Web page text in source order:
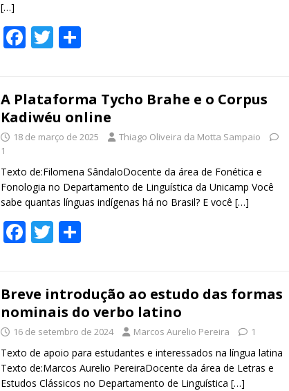
[…]
F
b
o
o
k
T
er e
A Plataforma Tycho Brahe e o Corpus
Kadiwéu online
18 de março de 2025
Thiago Oliveira da Motta Sampaio
1
Texto de:Filomena SândaloDocente da área de Fonética e
Fonologia no Departamento de Linguística da Unicamp Você
sabe quantas línguas indígenas há no Brasil? E você […]
F
b
o
o
k
T
er e
Breve introdução ao estudo das formas
nominais do verbo latino
16 de setembro de 2024 Marcos Aurelio Pereira 1
Texto de apoio para estudantes e interessados na língua latina
Texto de:Marcos Aurelio PereiraDocente da área de Letras e
Estudos Clássicos no Departamento de Linguística […]